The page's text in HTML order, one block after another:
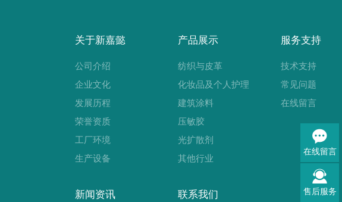
在线留言
售后服务
关于新嘉懿
公司介绍
企业文化
发展历程
荣誉资质
工厂环境
生产设备
产品展示
纺织与皮革
化妆品及个人护理
建筑涂料
压敏胶
光扩散剂
其他行业
服务支持
技术支持
常见问题
在线留言
新闻资讯 联系我们